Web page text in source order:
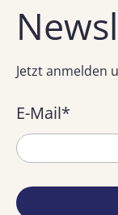
Jetzt anmelden
E-Mail*